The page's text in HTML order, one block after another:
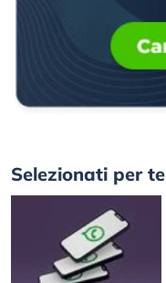
Selezionati per te